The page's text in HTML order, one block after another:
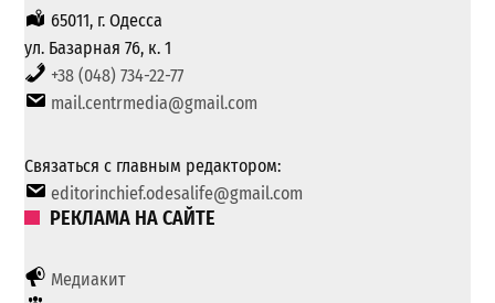
65011, г. Одесса
ул. Базарная 76, к. 1
+38 (048) 734-22-77
mail.centrmedia@gmail.com
Связаться с главным редактором:
editorinchief.odesalife@gmail.com
РЕКЛАМА НА САЙТЕ
Медиакит